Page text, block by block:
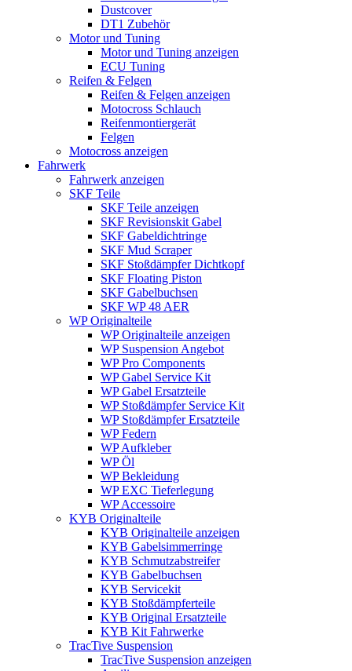
Dustcover
DT1 Zubehör
Motor und Tuning
Motor und Tuning anzeigen
ECU Tuning
Reifen & Felgen
Reifen & Felgen anzeigen
Motocross Schlauch
Reifenmontiergerät
Felgen
Motocross anzeigen
Fahrwerk
Fahrwerk anzeigen
SKF Teile
SKF Teile anzeigen
SKF Revisionskit Gabel
SKF Gabeldichtringe
SKF Mud Scraper
SKF Stoßdämpfer Dichtkopf
SKF Floating Piston
SKF Gabelbuchsen
SKF WP 48 AER
WP Originalteile
WP Originalteile anzeigen
WP Suspension Angebot
WP Pro Components
WP Gabel Service Kit
WP Gabel Ersatzteile
WP Stoßdämpfer Service Kit
WP Stoßdämpfer Ersatzteile
WP Federn
WP Aufkleber
WP Öl
WP Bekleidung
WP EXC Tieferlegung
WP Accessoire
KYB Originalteile
KYB Originalteile anzeigen
KYB Gabelsimmerringe
KYB Schmutzabstreifer
KYB Gabelbuchsen
KYB Servicekit
KYB Stoßdämpferteile
KYB Original Ersatzteile
KYB Kit Fahrwerke
TracTive Suspension
TracTive Suspension anzeigen